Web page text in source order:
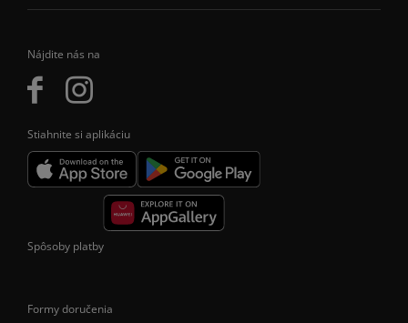
Nájdite nás na
Stiahnite si aplikáciu
Spôsoby platby
Formy doručenia